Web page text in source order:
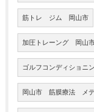
筋トレ ジム 岡山市
加圧トレーング 岡山
ゴルフコンディショ
岡山市 筋膜療法 メ